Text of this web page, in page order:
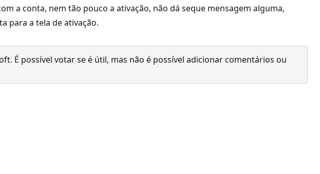
a conta, nem tão pouco a ativação, não dá seque mensagem alguma,
para a tela de ativação.
É possível votar se é útil, mas não é possível adicionar comentários ou